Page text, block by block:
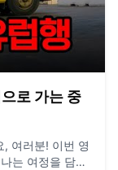
로 가는 중
는 여정을 담아